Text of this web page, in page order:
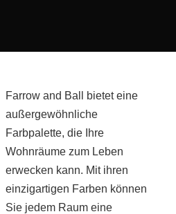
Farrow and Ball bietet eine
außergewöhnliche
Farbpalette, die Ihre
Wohnräume zum Leben
erwecken kann. Mit ihren
einzigartigen Farben können
Sie jedem Raum eine